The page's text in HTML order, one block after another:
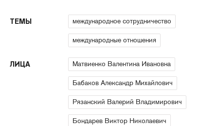
ТЕМЫ международное сотрудничество
международные отношения
ЛИЦА Матвиенко Валентина Ивановна
Бабаков Александр Михайлович
Рязанский Валерий Владимирович
Бондарев Виктор Николаевич